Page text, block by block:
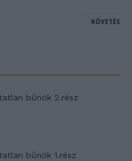
KÖVETÉS
bűnök 2.rész
bűnök 1.rész